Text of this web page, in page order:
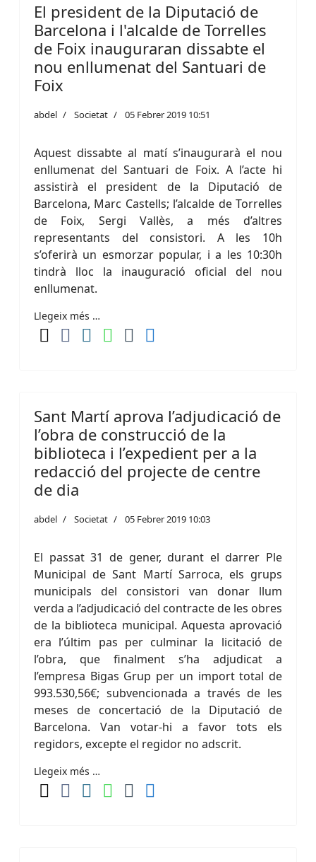
El president de la Diputació de
Barcelona i l'alcalde de Torrelles
de Foix inauguraran dissabte el
nou enllumenat del Santuari de
Foix
abdel Societat 05 Febrer 2019 10:51
Aquest dissabte al matí s’inaugurarà el nou
enllumenat del Santuari de Foix. A l’acte hi
assistirà el president de la Diputació de
Barcelona, Marc Castells; l’alcalde de Torrelles
de Foix, Sergi Vallès, a més d’altres
representants del consistori. A les 10h
s’oferirà un esmorzar popular, i a les 10:30h
tindrà lloc la inauguració oficial del nou
enllumenat.
Llegeix més …
Sant Martí aprova l’adjudicació de
l’obra de construcció de la
biblioteca i l’expedient per a la
redacció del projecte de centre
de dia
abdel Societat 05 Febrer 2019 10:03
El passat 31 de gener, durant el darrer Ple
Municipal de Sant Martí Sarroca, els grups
municipals del consistori van donar llum
verda a l’adjudicació del contracte de les obres
de la biblioteca municipal. Aquesta aprovació
era l’últim pas per culminar la licitació de
l’obra, que finalment s’ha adjudicat a
l’empresa Bigas Grup per un import total de
993.530,56€; subvencionada a través de les
meses de concertació de la Diputació de
Barcelona. Van votar-hi a favor tots els
regidors, excepte el regidor no adscrit.
Llegeix més …